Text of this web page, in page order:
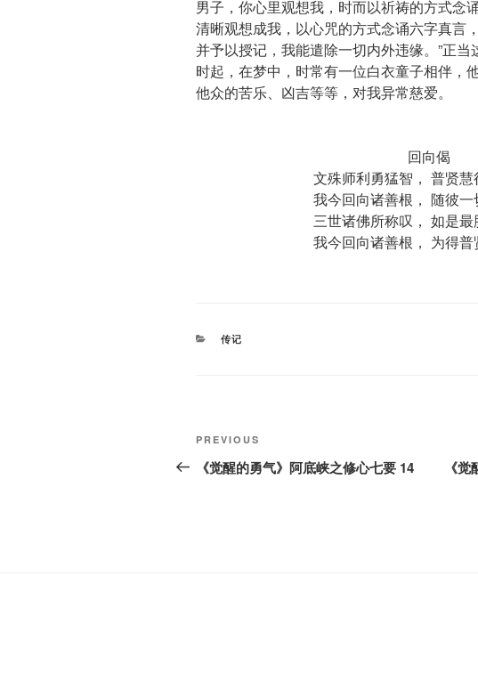
男子，你心里观想我，时而以祈祷的方式念
清晰观想成我，以心咒的方式念诵六字真言
并予以授记，我能遣除一切内外违缘。”正
时起，在梦中，时常有一位白衣童子相伴，
他众的苦乐、凶吉等等，对我异常慈爱。
回向偈
文殊师利勇猛智， 普贤慧
我今回向诸善根， 随彼一
三世诸佛所称叹， 如是最
我今回向诸善根， 为得普
CATEGORIES
传记
Post
navigation
Previous
Post
PREVIOUS
《觉醒的勇气》阿底峡之修心七要 14 《